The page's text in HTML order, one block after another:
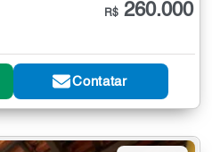
R$ 260.000
Contatar